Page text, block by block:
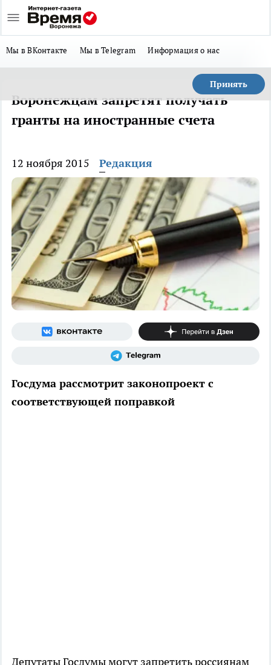
Мы в ВКонтакте Мы в Telegram Информация о нас
Принять
Воронежцам запретят получать
гранты на иностранные счета
12 ноября 2015 Редакция
Госдума рассмотрит законопроект с
соответствующей поправкой
Депутаты Госдумы могут запретить россиянам